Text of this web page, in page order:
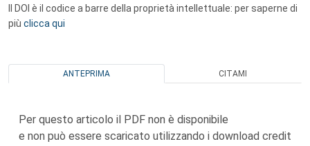
Il DOI è il codice a barre della proprietà intellettuale: per saperne di
più clicca qui
ANTEPRIMA CITAMI
Per questo articolo il PDF non è disponibile
e non può essere scaricato utilizzando i download credit